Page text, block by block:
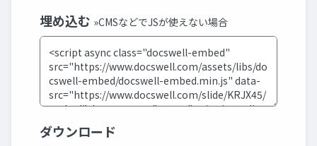
埋め込む »CMSなどでJSが使えない場合
ダウンロード